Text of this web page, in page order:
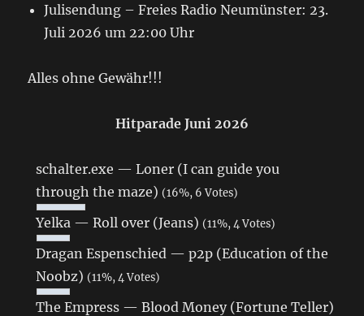
Julisendung – Freies Radio Neumünster: 23.
Juli 2026 um 22:00 Uhr
Alles ohne Gewähr!!!
Hitparade Juni 2026
schalter.exe — Loner (I can guide you
through the maze) (16%, 6 Votes)
Yelka — Roll over (Jeans) (11%, 4 Votes)
Dragan Espenschied — p2p (Education of the
Noobz) (11%, 4 Votes)
The Empress — Blood Money (Fortune Teller)